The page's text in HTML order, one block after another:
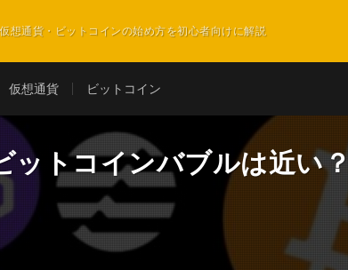
想通貨・ビットコインの始め方を初心者向けに解説
仮想通貨 ビットコイン
ットコインバブルは近い？